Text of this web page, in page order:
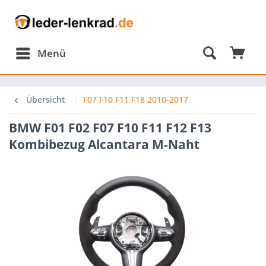
Menü
Übersicht F07 F10 F11 F18 2010-2017
BMW F01 F02 F07 F10 F11 F12 F13
Kombibezug Alcantara M-Naht